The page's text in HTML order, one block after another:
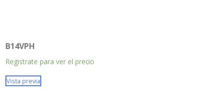
B14VPH
Registrate para ver el precio
Vista previa